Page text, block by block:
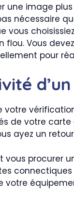
une image
nécessaire
vous
Vous
pour
de votre
ayez un
procurer